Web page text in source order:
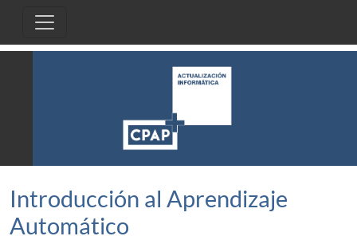
Introducción al Aprendizaje
Automático